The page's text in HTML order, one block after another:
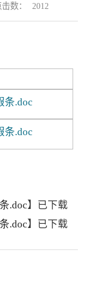
击数： 2012
条.doc
条.doc
.doc】已下载
.doc】已下载